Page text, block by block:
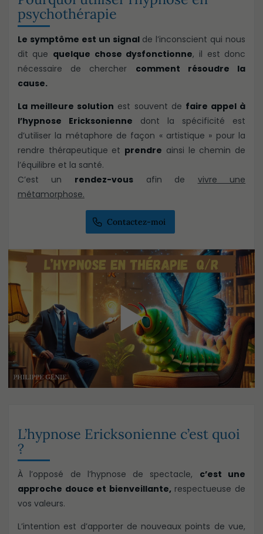
psychothérapie
Le symptôme est un signalde l’inconscient qui nous
dit que quelque chose dysfonctionne, il est donc
nécessaire de chercher comment résoudre la
cause.
La meilleure solution est souvent de faire appel à
l’hypnose Ericksonienne dont la spécificité est
d’utiliser la métaphore de façon « artistique » pour la
rendre thérapeutique et prendre ainsi le chemin de
l’équilibre et la santé.
C’est un rendez-vousafin de vivre une
métamorphose.
Contactez-moi
▶
L’hypnose Ericksonienne c’est quoi
?
À l’opposé de l’hypnose de spectacle, c’est une
approche douce et bienveillante, respectueuse de
vos valeurs.
L’intention est d’apporter de nouveaux points de vue,